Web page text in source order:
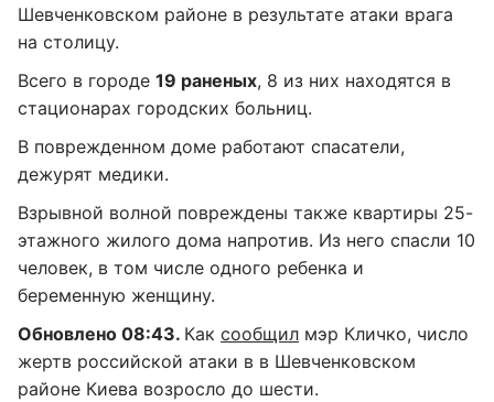
Шевченковском районе в результате атаки врага
на столицу.
Всего в городе 19 раненых, 8 из них находятся в
стационарах городских больниц.
В поврежденном доме работают спасатели,
дежурят медики.
Взрывной волной повреждены также квартиры 25-
этажного жилого дома напротив. Из него спасли 10
человек, в том числе одного ребенка и
беременную женщину.
Обновлено 08:43. Как сообщил мэр Кличко, число
жертв российской атаки в в Шевченковском
районе Киева возросло до шести.